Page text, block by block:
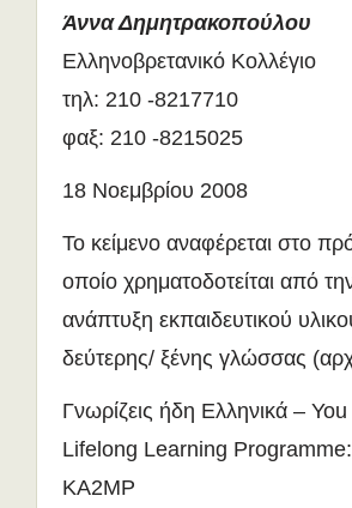
Άννα Δημητρακοπούλου
Ελληνοβρετανικό Κολλέγιο
τηλ: 210 -8217710
φαξ: 210 -8215025
18 Νοεμβρίου 2008
Το κείμενο αναφέρεται στο
οποίο χρηματοδοτείται από
ανάπτυξη εκπαιδευτικού
δεύτερης/ ξένης γλώσσας
Γνωρίζεις ήδη Ελληνικά –
Lifelong Learning
KA2MP